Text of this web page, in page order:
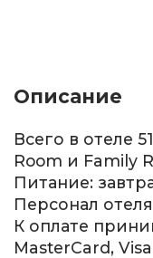
Описание
Всего в отеле
Room и Family
Питание:
Персонал
К оплате
MasterCard,